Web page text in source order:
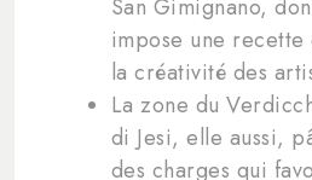
San Gimignano,
impose une
la créativité des
La zone du
di Jesi, elle aussi,
des charges qui